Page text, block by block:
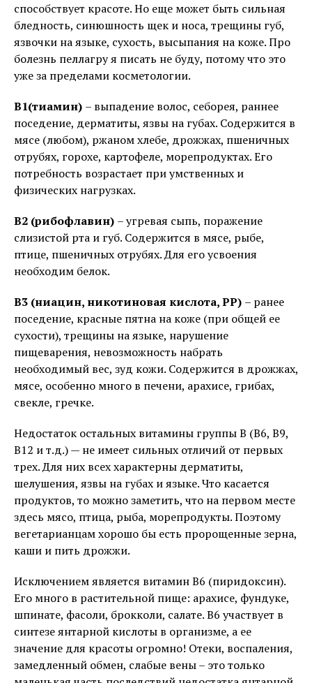
способствует красоте. Но еще может быть сильная
бледность, синюшность щек и носа, трещины губ,
язвочки на языке, сухость, высыпания на коже. Про
болезнь пеллагру я писать не буду, потому что это
уже за пределами косметологии.
В1(тиамин) – выпадение волос, себорея, раннее
поседение, дерматиты, язвы на губах. Содержится в
мясе (любом), ржаном хлебе, дрожжах, пшеничных
отрубях, горохе, картофеле, морепродуктах. Его
потребность возрастает при умственных и
физических нагрузках.
В2 (рибофлавин) – угревая сыпь, поражение
слизистой рта и губ. Содержится в мясе, рыбе,
птице, пшеничных отрубях. Для его усвоения
необходим белок.
В3 (ниацин, никотиновая кислота, РР) – ранее
поседение, красные пятна на коже (при общей ее
сухости), трещины на языке, нарушение
пищеварения, невозможность набрать
необходимый вес, зуд кожи. Содержится в дрожжах,
мясе, особенно много в печени, арахисе, грибах,
свекле, гречке.
Недостаток остальных витамины группы В (В6, В9,
В12 и т.д.) — не имеет сильных отличий от первых
трех. Для них всех характерны дерматиты,
шелушения, язвы на губах и языке. Что касается
продуктов, то можно заметить, что на первом месте
здесь мясо, птица, рыба, морепродукты. Поэтому
вегетарианцам хорошо бы есть пророщенные зерна,
каши и пить дрожжи.
Исключением является витамин В6 (пиридоксин).
Его много в растительной пище: арахисе, фундуке,
шпинате, фасоли, брокколи, салате. В6 участвует в
синтезе янтарной кислоты в организме, а ее
значение для красоты огромно! Отеки, воспаления,
замедленный обмен, слабые вены – это только